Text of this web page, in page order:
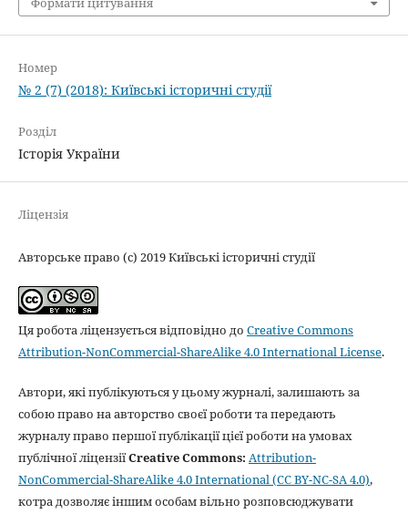
Номер
№ 2 (7) (2018): Київські історичні студії
Розділ
Історія України
Ліцензія
Авторське право (c) 2019 Київські історичні студії
Ця робота ліцензується відповідно до Creative Commons
Attribution-NonCommercial-ShareAlike 4.0 International License.
Автори, які публікуються у цьому журналі, залишають за
собою право на авторство своєї роботи та передають
журналу право першої публікації цієї роботи на умовах
публічної ліцензіїCreative Commons: Attribution-
NonCommercial-ShareAlike 4.0 International (CC BY-NC-SA 4.0),
котра дозволяє іншим особам вільно розповсюджувати